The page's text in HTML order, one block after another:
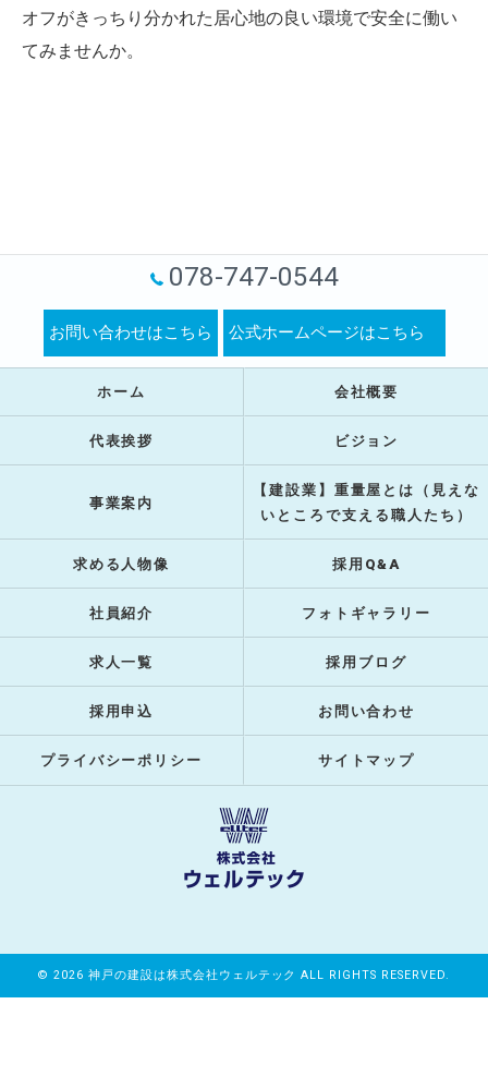
オフがきっちり分かれた居心地の良い環境で安全に働い
てみませんか。
078-747-0544
お問い合わせはこちら 公式ホームページはこちら
ホーム 会社概要
代表挨拶 ビジョン
事業案内
【建設業】重量屋とは（見えな
いところで支える職人たち）
求める人物像 採用Q&A
社員紹介 フォトギャラリー
求人一覧 採用ブログ
採用申込 お問い合わせ
プライバシーポリシー サイトマップ
© 2026 神戸の建設は株式会社ウェルテック ALL RIGHTS RESERVED.